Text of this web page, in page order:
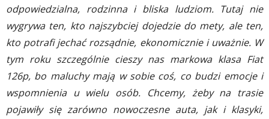
odpowiedzialna, rodzinna i bliska ludziom. Tutaj nie
wygrywa ten, kto najszybciej dojedzie do mety, ale ten,
kto potrafi jechać rozsądnie, ekonomicznie i uważnie. W
tym roku szczególnie cieszy nas markowa klasa Fiat
126p, bo maluchy mają w sobie coś, co budzi emocje i
wspomnienia u wielu osób. Chcemy, żeby na trasie
pojawiły się zarówno nowoczesne auta, jak i klasyki,